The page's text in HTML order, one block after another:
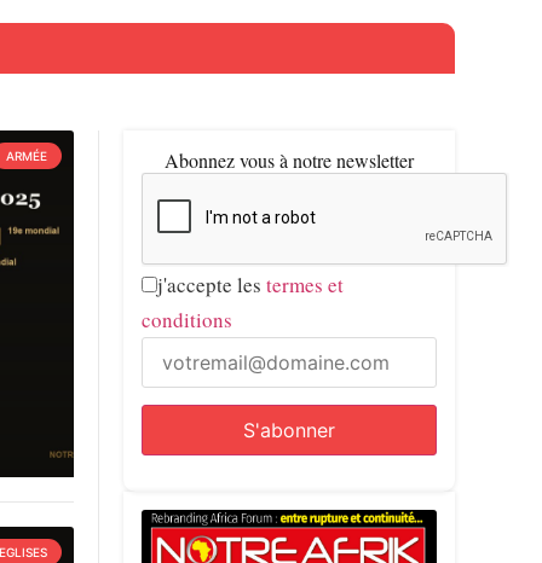
ARMÉE Abonnez vous à notre newsletter
j'accepte les termes et
conditions